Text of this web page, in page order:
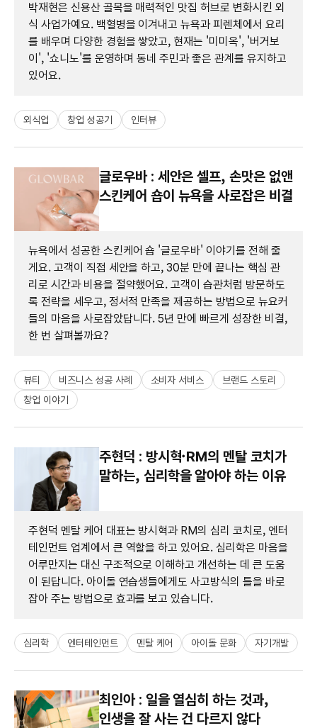
박재현은 신용산 골목을 매력적인 맛집 허브로 변화시킨 외
식 사업가예요. 백혈병을 이겨내고 뉴욕과 피렌체에서 요리
를 배우며 다양한 경험을 쌓았고, 현재는 '미미옥', '버거보
이', '쇼니노'를 운영하며 동네 주민과 좋은 관계를 유지하고
있어요.
외식업 창업 성공기 인터뷰
글로우바 : 세안은 셀프, 손맛은 없앤
스킨케어 숍이 뉴욕을 사로잡은 비결
뉴욕에서 성공한 스킨케어 숍 '글로우바' 이야기를 전해 줄
게요. 고객이 직접 세안을 하고, 30분 만에 끝나는 핵심 관
리로 시간과 비용을 절약했어요. 고객이 습관처럼 방문하도
록 전략을 세우고, 정서적 만족을 제공하는 방법으로 뉴요커
들의 마음을 사로잡았답니다. 5년 만에 빠르게 성장한 비결,
한 번 살펴볼까요?
뷰티 비즈니스 성공 사례 소비자 서비스
브랜드 스토리
창업 이야기
주현덕 : 방시혁·RM의 멘탈 코치가
말하는, 심리학을 알아야 하는 이유
주현덕 멘탈 케어 대표는 방시혁과 RM의 심리 코치로, 엔터
테인먼트 업계에서 큰 역할을 하고 있어요. 심리학은 마음을
어루만지는 대신 구조적으로 이해하고 개선하는 데 큰 도움
이 된답니다. 아이돌 연습생들에게도 사고방식의 틀을 바로
잡아 주는 방법으로 효과를 보고 있습니다.
심리학 엔터테인먼트 멘탈 케어 아이돌 문화 자기개발
최인아 : 일을 열심히 하는 것과,
인생을 잘 사는 건 다르지 않다